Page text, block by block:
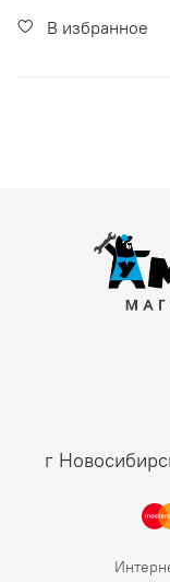
В избранное
г